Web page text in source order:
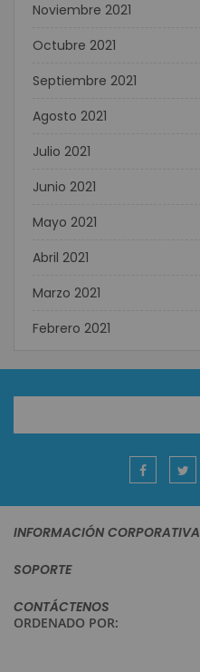
Noviembre 2021
Octubre 2021
Septiembre 2021
Agosto 2021
Julio 2021
Junio 2021
Mayo 2021
Abril 2021
Marzo 2021
Febrero 2021
boletín
INFORMACIÓN CORPORATIVA
SOPORTE
CONTÁCTENOS
ORDENADO POR: